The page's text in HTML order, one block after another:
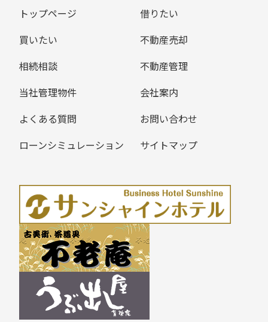
トップページ
借りたい
買いたい
不動産売却
相続相談
不動産管理
当社管理物件
会社案内
よくある質問
お問い合わせ
ローンシミュレーション
サイトマップ